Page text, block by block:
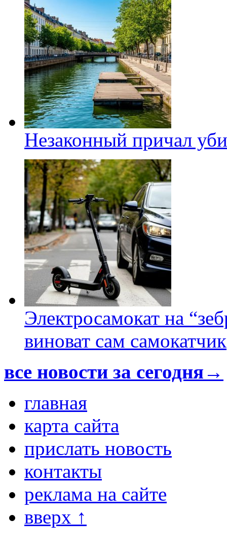
Незаконный причал
Электросамокат на
виноват сам самокатчик
все новости за сегодня→
главная
карта сайта
прислать новость
контакты
реклама на сайте
вверх ↑